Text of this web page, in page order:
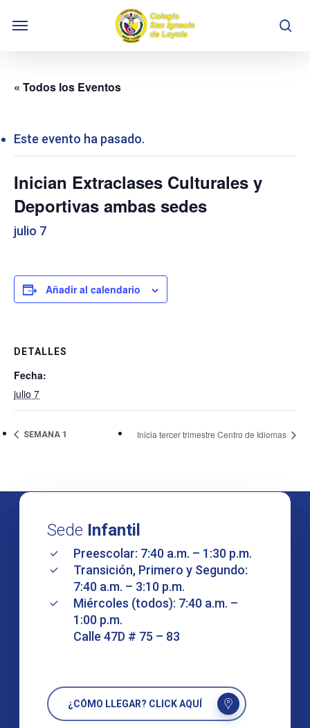
Menu
« Todos los Eventos
Este evento ha pasado.
Inician Extraclases Culturales y
Deportivas ambas sedes
julio 7
Añadir al calendario
DETALLES
Fecha:
julio 7
SEMANA 1 Inicia tercer trimestre Centro de Idiomas
Sede Infantil
Preescolar: 7:40 a.m. – 1:30 p.m.
Transición, Primero y Segundo:
7:40 a.m. – 3:10 p.m.
Miércoles (todos): 7:40 a.m. –
1:00 p.m.
Calle 47D # 75 – 83
¿CÓMO LLEGAR? CLICK AQUÍ